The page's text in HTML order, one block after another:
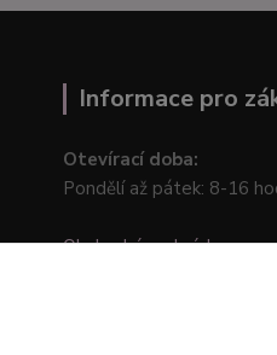
Informace pro
Otevírací doba:
Pondělí až pátek: 8-16
Obchodní podmínky